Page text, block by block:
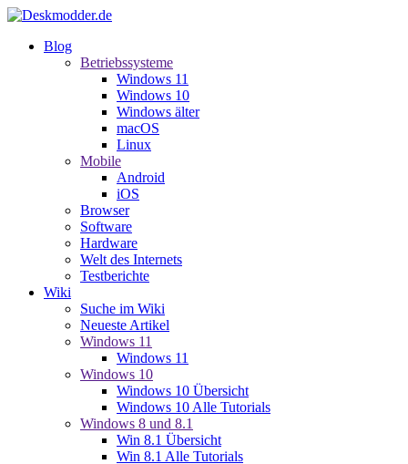
Blog
Betriebssysteme
Windows 11
Windows 10
Windows älter
macOS
Linux
Mobile
Android
iOS
Browser
Software
Hardware
Welt des Internets
Testberichte
Wiki
Suche im Wiki
Neueste Artikel
Windows 11
Windows 11
Windows 10
Windows 10 Übersicht
Windows 10 Alle Tutorials
Windows 8 und 8.1
Win 8.1 Übersicht
Win 8.1 Alle Tutorials